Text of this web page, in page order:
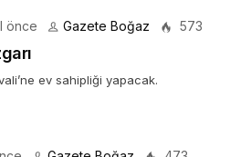
önce Gazete Boğaz 573
ev sahipliği yapacak.